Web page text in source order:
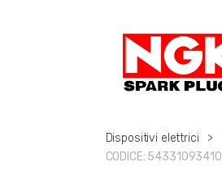
Dispositivi elettrici >
CODICE: 54331093410